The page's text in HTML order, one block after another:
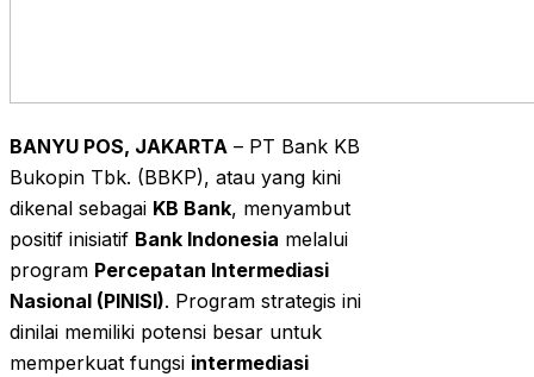
BANYU POS, JAKARTA – PT Bank KB
Bukopin Tbk. (BBKP), atau yang kini
dikenal sebagai KB Bank, menyambut
positif inisiatif Bank Indonesia melalui
program Percepatan Intermediasi
Nasional (PINISI). Program strategis ini
dinilai memiliki potensi besar untuk
memperkuat fungsi intermediasi